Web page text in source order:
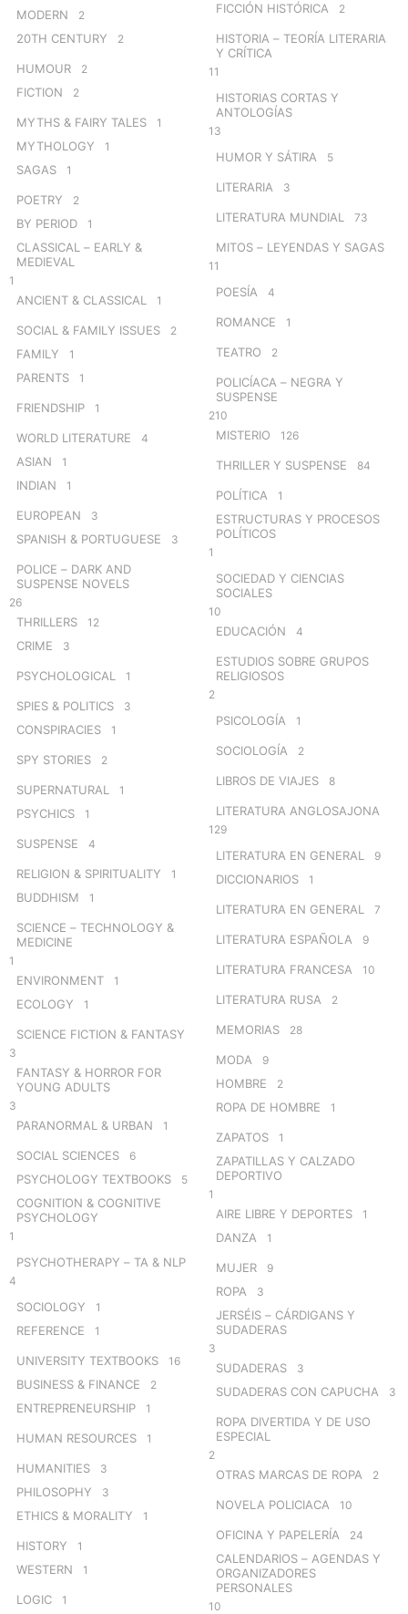
MODERN 2
20TH CENTURY 2
HUMOUR 2
FICTION 2
MYTHS & FAIRY TALES 1
MYTHOLOGY 1
SAGAS 1
POETRY 2
BY PERIOD 1
CLASSICAL – EARLY &
MEDIEVAL
1
ANCIENT & CLASSICAL 1
SOCIAL & FAMILY ISSUES 2
FAMILY 1
PARENTS 1
FRIENDSHIP 1
WORLD LITERATURE 4
ASIAN 1
INDIAN 1
EUROPEAN 3
SPANISH & PORTUGUESE 3
POLICE – DARK AND
SUSPENSE NOVELS
26
THRILLERS 12
CRIME 3
PSYCHOLOGICAL 1
SPIES & POLITICS 3
CONSPIRACIES 1
SPY STORIES 2
SUPERNATURAL 1
PSYCHICS 1
SUSPENSE 4
RELIGION & SPIRITUALITY 1
BUDDHISM 1
SCIENCE – TECHNOLOGY &
MEDICINE
1
ENVIRONMENT 1
ECOLOGY 1
SCIENCE FICTION & FANTASY
3
FANTASY & HORROR FOR
YOUNG ADULTS
3
PARANORMAL & URBAN 1
SOCIAL SCIENCES 6
PSYCHOLOGY TEXTBOOKS 5
COGNITION & COGNITIVE
PSYCHOLOGY
1
PSYCHOTHERAPY – TA & NLP
4
SOCIOLOGY 1
REFERENCE 1
UNIVERSITY TEXTBOOKS 16
BUSINESS & FINANCE 2
ENTREPRENEURSHIP 1
HUMAN RESOURCES 1
HUMANITIES 3
PHILOSOPHY 3
ETHICS & MORALITY 1
HISTORY 1
WESTERN 1
LOGIC 1
FICCIÓN HISTÓRICA 2
HISTORIA – TEORÍA LITERARIA
Y CRÍTICA
11
HISTORIAS CORTAS Y
ANTOLOGÍAS
13
HUMOR Y SÁTIRA 5
LITERARIA 3
LITERATURA MUNDIAL 73
MITOS – LEYENDAS Y SAGAS
11
POESÍA 4
ROMANCE 1
TEATRO 2
POLICÍACA – NEGRA Y
SUSPENSE
210
MISTERIO 126
THRILLER Y SUSPENSE 84
POLÍTICA 1
ESTRUCTURAS Y PROCESOS
POLÍTICOS
1
SOCIEDAD Y CIENCIAS
SOCIALES
10
EDUCACIÓN 4
ESTUDIOS SOBRE GRUPOS
RELIGIOSOS
2
PSICOLOGÍA 1
SOCIOLOGÍA 2
LIBROS DE VIAJES 8
LITERATURA ANGLOSAJONA
129
LITERATURA EN GENERAL 9
DICCIONARIOS 1
LITERATURA EN GENERAL 7
LITERATURA ESPAÑOLA 9
LITERATURA FRANCESA 10
LITERATURA RUSA 2
MEMORIAS 28
MODA 9
HOMBRE 2
ROPA DE HOMBRE 1
ZAPATOS 1
ZAPATILLAS Y CALZADO
DEPORTIVO
1
AIRE LIBRE Y DEPORTES 1
DANZA 1
MUJER 9
ROPA 3
JERSÉIS – CÁRDIGANS Y
SUDADERAS
3
SUDADERAS 3
SUDADERAS CON CAPUCHA 3
ROPA DIVERTIDA Y DE USO
ESPECIAL
2
OTRAS MARCAS DE ROPA 2
NOVELA POLICIACA 10
OFICINA Y PAPELERÍA 24
CALENDARIOS – AGENDAS Y
ORGANIZADORES
PERSONALES
10